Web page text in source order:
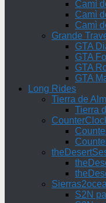
Camì
Camì
Camì
Grande
GTA
GTA
GTA
GTA
Long Rides
Tierra de
Tierra
S2N